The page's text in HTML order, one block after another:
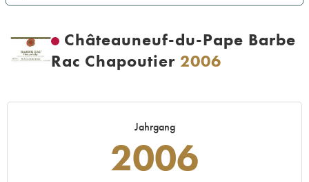
Châteauneuf-du-Pape Barbe
Rac Chapoutier 2006
Jahrgang
2006